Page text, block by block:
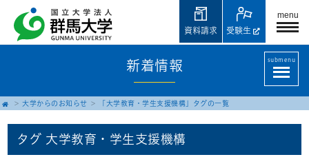
menu
受験生
資料請求
新着情報 submenu
大学からのお知らせ 「大学教育・学生支援機構」タグの一覧
タグ 大学教育・学生支援機構